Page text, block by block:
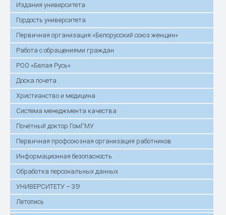
Издания университета
Гордость университета
Первичная организация «Белорусский союз женщин»
Работа с обращениями граждан
РОО «Белая Русь»
Доска почёта
Христианство и медицина
Система менеджмента качества
Почётный доктор ГомГМУ
Первичная профсоюзная организация работников
Информационная безопасность
Обработка персональных данных
УНИВЕРСИТЕТУ – 35!
Летопись